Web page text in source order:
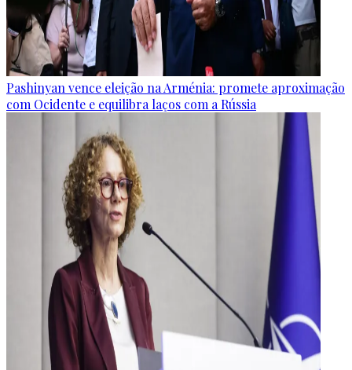
Pashinyan vence eleição na Arménia: promete aproximação
com Ocidente e equilibra laços com a Rússia